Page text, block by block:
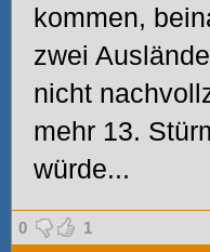
kommen,
zwei
nicht
mehr 13.
würde...
0 1